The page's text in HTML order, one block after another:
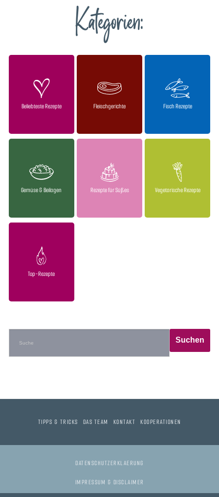
Kategorien:
Beliebteste Rezepte Fleischgerichte Fisch Rezepte
Gemüse & Beilagen Rezepte für Süßes Vegetarische Rezepte
Top-Rezepte
TIPPS & TRICKS DAS TEAM KONTAKT KOOPERATIONEN
DATENSCHUTZERKLAERUNG
IMPRESSUM & DISCLAIMER